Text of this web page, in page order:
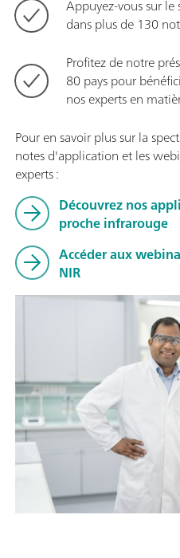
Appuyez-vous sur
dans plus de 130
Profitez de notre
80 pays pour
nos experts en
Pour en savoir plus sur la
notes d'application et les
experts :
Découvrez nos
proche infrarouge
Accéder aux
NIR